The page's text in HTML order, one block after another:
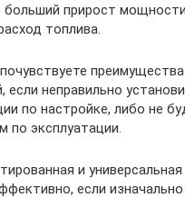
больший прирост
топлива.
если неправильно
по настройке, либо не
по эксплуатации.
и
если